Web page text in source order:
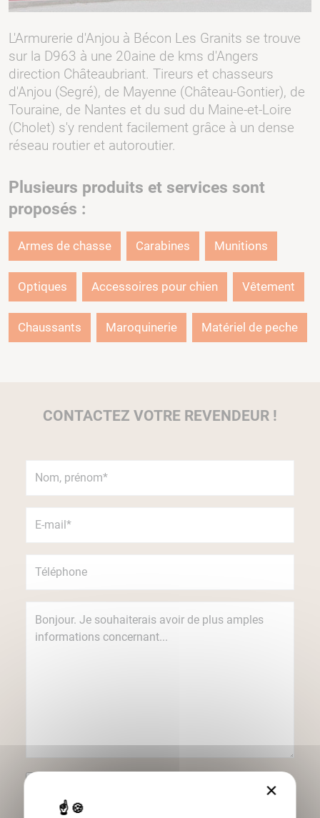
L'Armurerie d'Anjou à Bécon Les Granits se trouve
sur la D963 à une 20aine de kms d'Angers
direction Châteaubriant. Tireurs et chasseurs
d'Anjou (Segré), de Mayenne (Château-Gontier), de
Touraine, de Nantes et du sud du Maine-et-Loire
(Cholet) s'y rendent facilement grâce à un dense
réseau routier et autoroutier.
Plusieurs produits et services sont
proposés :
Armes de chasse Carabines Munitions
Optiques Accessoires pour chien Vêtement
Chaussants Maroquinerie Matériel de peche
CONTACTEZ VOTRE REVENDEUR !
concernant les produits et services Humbert
par e-mail.
×